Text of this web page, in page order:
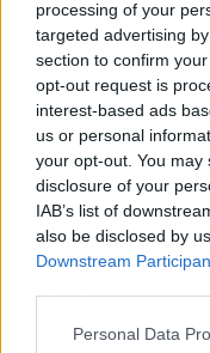
processing of your
targeted advertising
section to confirm
opt-out request is
interest-based ads
us or personal
your opt-out. You
disclosure of your
IAB’s list of
also be disclosed by
Downstream
Personal Data
“2025 nos
avanzar,
relevantes para
losjóvenes, y
de referencia en
Elvira Vega,que a
marzo asume la
Fundación
a mejorar la